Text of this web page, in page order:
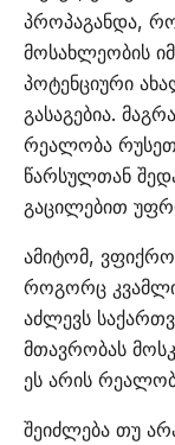
პროპაგანდა,
მოსახლეობის
პოტენციური
გასაგებია.
რეალობა
წარსულთან
გაცილებით
ამიტომ,
როგორც
აძლევს
მთავრობას
ეს არის
შეიძლება თუ